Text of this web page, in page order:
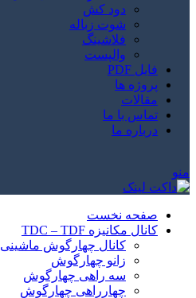
دود کش
شوت زباله
فلاشینگ
والپست
فایل PDF
پروژه ها
مقالات
تماس با ما
درباره ما
منو
صفحه نخست
کانال مکانیزه TDC – TDF
کانال چهارگوش ماشینی TDC , TDF
زانو چهارگوش
سه راهی چهارگوش
چهارراهی چهارگوش